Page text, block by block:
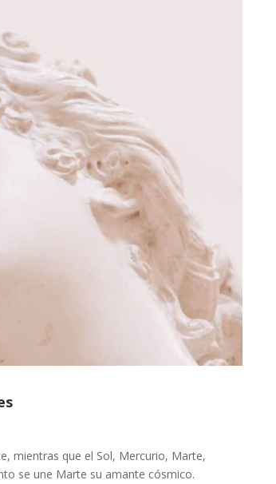
mientras que el Sol, Mercurio, Marte,
se une Marte su amante cósmico.